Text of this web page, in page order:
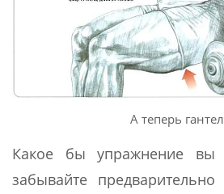
А теперь
Какое бы упражнение
забывайте